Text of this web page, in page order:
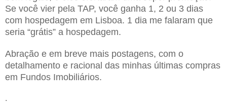
Se você vier pela TAP, você ganha 1, 2 ou 3 dias
com hospedagem em Lisboa. 1 dia me falaram que
seria “grátis” a hospedagem.
Abração e em breve mais postagens, com o
detalhamento e racional das minhas últimas compras
em Fundos Imobiliários.
.